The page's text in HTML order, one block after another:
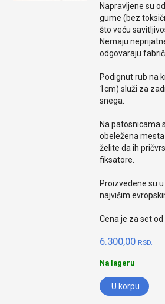
Napravljene su
gume (bez
što veću
Nemaju
odgovaraju
Podignut rub na
1cm) služi za
snega.
Na patosnicama
obeležena
želite da ih
fiksatore.
Proizvedene su
najvišim
Cena je za set
6.300,00 RSD.
Na lageru
U korpu